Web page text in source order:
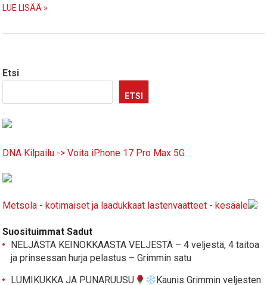
LUE LISÄÄ »
Etsi
ETSI
DNA Kilpailu -> Voita iPhone 17 Pro Max 5G
Metsola - kotimaiset ja laadukkaat lastenvaatteet - kesäale
Suosituimmat Sadut
NELJÄSTÄ KEINOKKAASTA VELJESTÄ – 4 veljestä, 4 taitoa
ja prinsessan hurja pelastus – Grimmin satu
LUMIKUKKA JA PUNARUUSU
Kaunis Grimmin veljesten